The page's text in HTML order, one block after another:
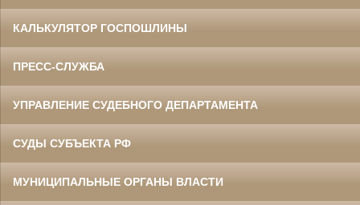
КАЛЬКУЛЯТОР ГОСПОШЛИНЫ
ПРЕСС-СЛУЖБА
УПРАВЛЕНИЕ СУДЕБНОГО ДЕПАРТАМЕНТА
СУДЫ СУБЪЕКТА РФ
МУНИЦИПАЛЬНЫЕ ОРГАНЫ ВЛАСТИ